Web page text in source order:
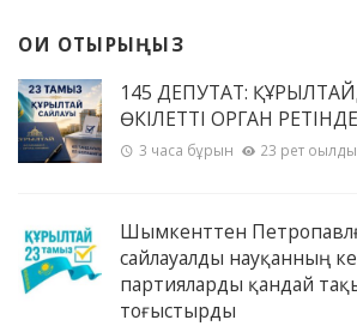
ОҚИ ОТЫРЫҢЫЗ
145 ДЕПУТАТ:
ӨКІЛЕТТІ ОРГАН
3 часа бұрын 23 рет оқылды
Шымкенттен
сайлауалды науқанның
партияларды қандай
тоғыстырды